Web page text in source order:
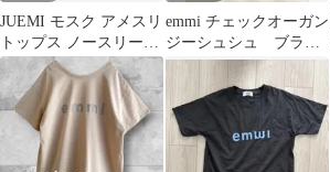
JUEMI モスク アメスリ
トップス ノースリーブ
チャイナ ホルターネッ
emmi チェックオーガン
ジーシュシュ ブラッ
ク